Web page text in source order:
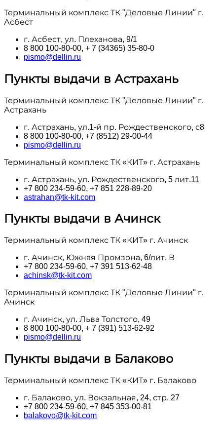
Терминальный комплекс ТК "Деловые Линии" г.
Асбест
г. Асбест, ул. Плеханова, 9/1
8 800 100‑80-00, + 7 (34365) 35-80-0
pismo@dellin.ru
Пункты выдачи в Астрахань
Терминальный комплекс ТК "Деловые Линии" г.
Астрахань
г. Астрахань, ул.1-й пр. Рождественского, с8
8 800 100‑80-00, +7 (8512) 29-00-44
pismo@dellin.ru
Терминальный комплекс ТК «КИТ» г. Астрахань
г. Астрахань, ул. Рождественского, 5 лит.11
+7 800 234-59-60, +7 851 228-89-20
astrahan@tk-kit.com
Пункты выдачи в Ачинск
Терминальный комплекс ТК «КИТ» г. Ачинск
г. Ачинск, Южная Промзона, 6/лит. В
+7 800 234-59-60, +7 391 513-62-48
achinsk@tk-kit.com
Терминальный комплекс ТК "Деловые Линии" г.
Ачинск
г. Ачинск, ул. Льва Толстого, 49
8 800 100‑80-00, + 7 (391) 513-62-92
pismo@dellin.ru
Пункты выдачи в Балаково
Терминальный комплекс ТК «КИТ» г. Балаково
г. Балаково, ул. Вокзальная, 24, стр. 27
+7 800 234-59-60, +7 845 353-00-81
balakovo@tk-kit.com